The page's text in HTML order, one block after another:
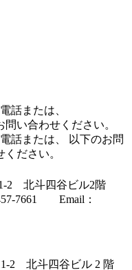
話または、
い合わせください。
話または、 以下のお問
ださい。
2 北斗四谷ビル2階
7661 Email：
2 北斗四谷ビル 2 階